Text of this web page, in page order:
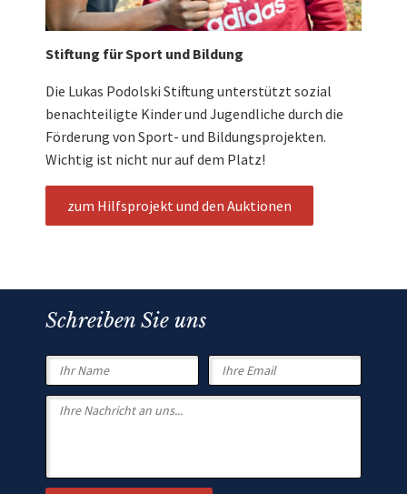
Stiftung für Sport und Bildung
Die Lukas Podolski Stiftung unterstützt sozial
benachteiligte Kinder und Jugendliche durch die
Förderung von Sport- und Bildungsprojekten.
Wichtig ist nicht nur auf dem Platz!
zum Hilfsprojekt und den Auktionen
Schreiben Sie uns